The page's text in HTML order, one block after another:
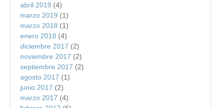
abril 2019 (4)
marzo 2019 (1)
marzo 2018 (1)
enero 2018 (4)
diciembre 2017 (2)
noviembre 2017 (2)
septiembre 2017 (2)
agosto 2017 (1)
junio 2017 (2)
marzo 2017 (4)